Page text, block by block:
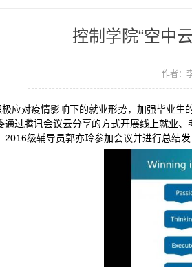
控制学院“空中
作者：
极应对疫情影响下的就业形势，加强毕业
通过腾讯会议云分享的方式开展线上就业
2016级辅导员郭亦玲参加会议并进行总结